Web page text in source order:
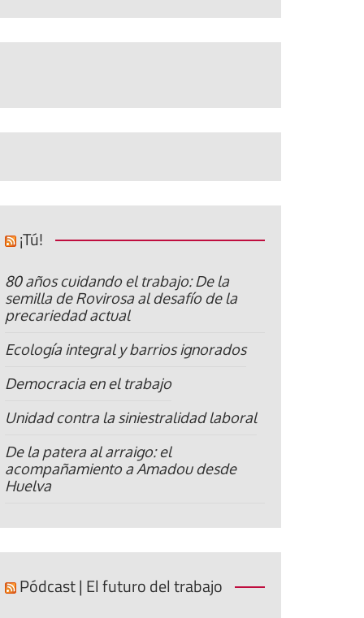
¡Tú!
80 años cuidando el trabajo: De la
semilla de Rovirosa al desafío de la
precariedad actual
Ecología integral y barrios ignorados
Democracia en el trabajo
Unidad contra la siniestralidad laboral
De la patera al arraigo: el
acompañamiento a Amadou desde
Huelva
Pódcast | El futuro del trabajo